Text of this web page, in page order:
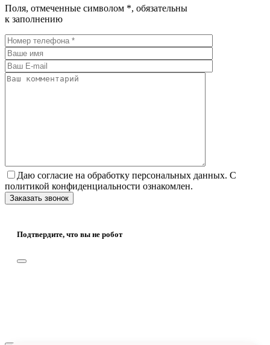
Поля, отмеченные символом *, обязательны
к заполнению
Даю согласие на обработку персональных данных. С
политикой конфиденциальности ознакомлен.
Подтвердите, что вы не робот